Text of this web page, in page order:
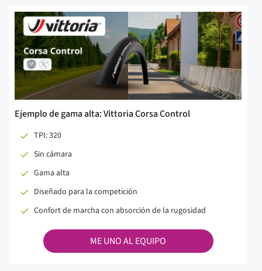
Ejemplo de gama alta: Vittoria Corsa Control
TPI: 320
Sin cámara
Gama alta
Diseñado para la competición
Confort de marcha con absorción de la rugosidad
ME UNO AL EQUIPO